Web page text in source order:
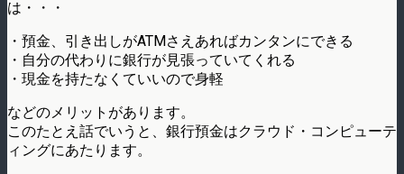
は・・・
・預金、引き出しがATMさえあればカンタンにできる
・自分の代わりに銀行が見張っていてくれる
・現金を持たなくていいので身軽
などのメリットがあります。
このたとえ話でいうと、銀行預金はクラウド・コンピューテ
ィングにあたります。